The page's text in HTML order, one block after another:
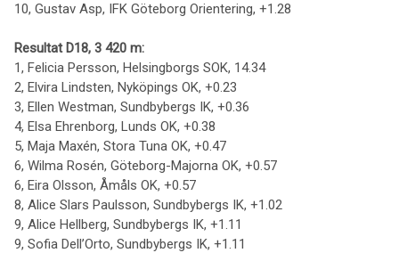
10, Gustav Asp, IFK Göteborg Orientering, +1.28
Resultat D18, 3 420 m:
1, Felicia Persson, Helsingborgs SOK, 14.34
2, Elvira Lindsten, Nyköpings OK, +0.23
3, Ellen Westman, Sundbybergs IK, +0.36
4, Elsa Ehrenborg, Lunds OK, +0.38
5, Maja Maxén, Stora Tuna OK, +0.47
6, Wilma Rosén, Göteborg-Majorna OK, +0.57
6, Eira Olsson, Åmåls OK, +0.57
8, Alice Slars Paulsson, Sundbybergs IK, +1.02
9, Alice Hellberg, Sundbybergs IK, +1.11
9, Sofia Dell’Orto, Sundbybergs IK, +1.11